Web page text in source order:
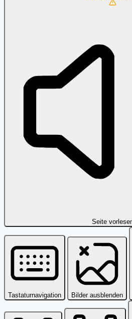
Seite
Tastaturnavigation Bilder ausblenden